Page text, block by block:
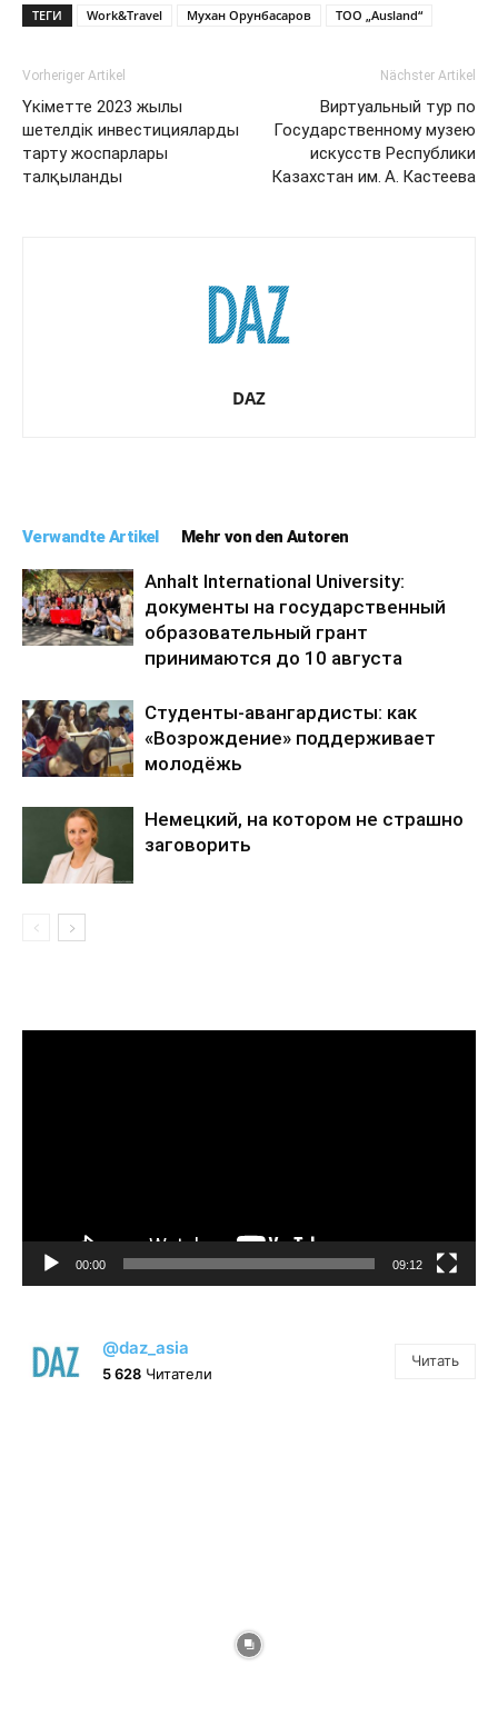
ТЕГИ Work&Travel Мухан Орунбасаров ТОО „Ausland“
Vorheriger Artikel
Үкіметте 2023 жылы
шетелдік инвестицияларды
тарту жоспарлары
талқыланды
Nächster Artikel
Виртуальный тур по
Государственному музею
искусств Республики
Казахстан им. А. Кастеева
DAZ
Verwandte Artikel Mehr von den Autoren
Anhalt International University:
документы на государственный
образовательный грант
принимаются до 10 августа
Студенты-авангардисты: как
«Возрождение» поддерживает
молодёжь
Немецкий, на котором не страшно
заговорить
00:00 09:12
@daz_asia
5 628 Читатели
Читать